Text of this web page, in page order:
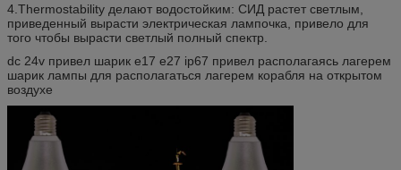
4.Thermostability делают водостойким: СИД растет светлым,
приведенный вырасти электрическая лампочка, привело для
того чтобы вырасти светлый полный спектр.
dc 24v привел шарик e17 e27 ip67 привел располагаясь лагерем
шарик лампы для располагаться лагерем корабля на открытом
воздухе